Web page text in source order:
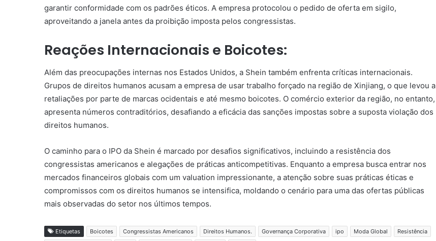
garantir conformidade com os padrões éticos. A empresa protocolou o pedido de oferta em sigilo,
aproveitando a janela antes da proibição imposta pelos congressistas.
Reações Internacionais e Boicotes:
Além das preocupações internas nos Estados Unidos, a Shein também enfrenta críticas internacionais.
Grupos de direitos humanos acusam a empresa de usar trabalho forçado na região de Xinjiang, o que levou a
retaliações por parte de marcas ocidentais e até mesmo boicotes. O comércio exterior da região, no entanto,
apresenta números contraditórios, desafiando a eficácia das sanções impostas sobre a suposta violação dos
direitos humanos.
O caminho para o IPO da Shein é marcado por desafios significativos, incluindo a resistência dos
congressistas americanos e alegações de práticas anticompetitivas. Enquanto a empresa busca entrar nos
mercados financeiros globais com um valuation impressionante, a atenção sobre suas práticas éticas e
compromissos com os direitos humanos se intensifica, moldando o cenário para uma das ofertas públicas
mais observadas do setor nos últimos tempos.
Etiquetas Boicotes Congressistas Americanos Direitos Humanos. Governança Corporativa ipo Moda Global
Resistência